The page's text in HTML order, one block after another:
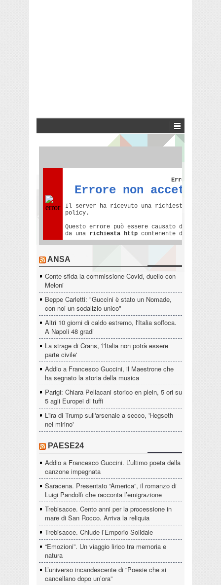
ANSA
Conte sfida la commissione Covid, duello con
Meloni
Beppe Carletti: "Guccini è stato un Nomade,
con noi un sodalizio unico"
Altri 10 giorni di caldo estremo, l'Italia soffoca.
A Napoli 48 gradi
La strage di Crans, 'l'Italia non potrà essere
parte civile'
Addio a Francesco Guccini, il Maestrone che
ha segnato la storia della musica
Parigi: Chiara Pellacani storico en plein, 5 ori su
5 agli Europei di tuffi
L'ira di Trump sull'arsenale a secco, 'Hegseth
nel mirino'
PAESE24
Addio a Francesco Guccini. L’ultimo poeta della
canzone impegnata
Saracena. Presentato “America”, il romanzo di
Luigi Pandolfi che racconta l’emigrazione
Trebisacce. Cento anni per la processione in
mare di San Rocco. Arriva la reliquia
Trebisacce. Chiude l’Emporio Solidale
“Emozioni”. Un viaggio lirico tra memoria e
natura
L’universo incandescente di “Poesie che si
cancellano dopo un’ora”